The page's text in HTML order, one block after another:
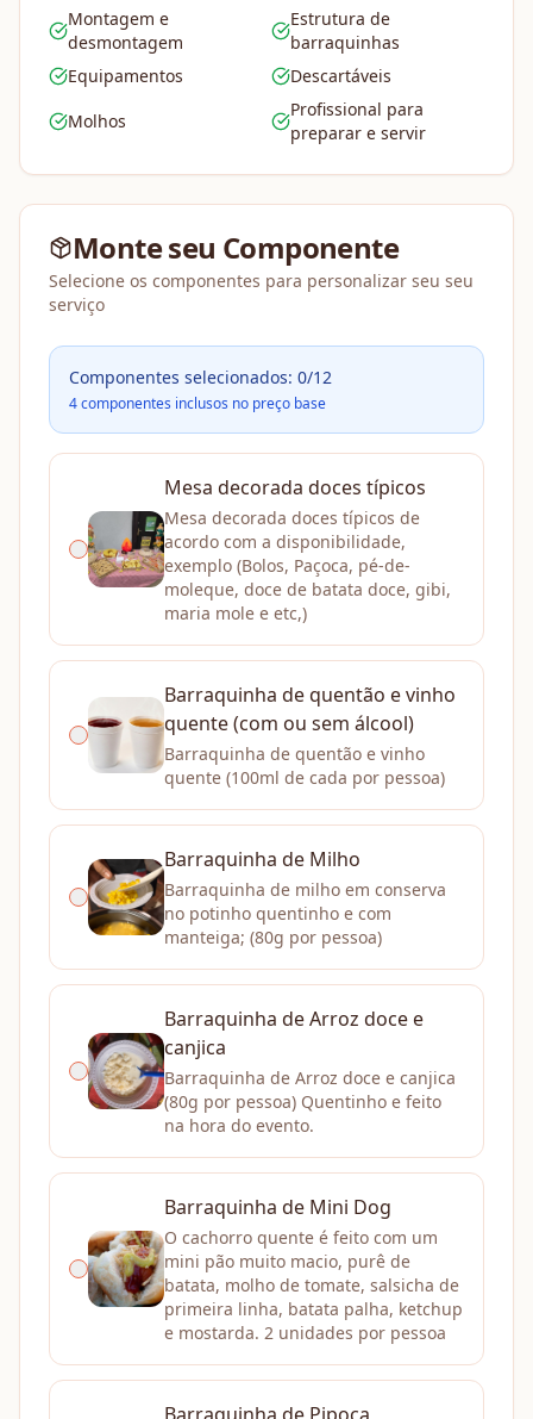
Montagem e
desmontagem
Estrutura de
barraquinhas
Equipamentos
Descartáveis
Molhos
Profissional para
preparar e servir
Monte seu Componente
Selecione os componentes para personalizar seu seu
serviço
Componentes selecionados: 0/12
4componentes inclusos no preço base
Mesa decorada doces típicos
Mesa decorada doces típicos de
acordo com a disponibilidade,
exemplo (Bolos, Paçoca, pé-de-
moleque, doce de batata doce, gibi,
maria mole e etc,)
Barraquinha de quentão e vinho
quente (com ou sem álcool)
Barraquinha de quentão e vinho
quente (100ml de cada por pessoa)
Barraquinha de Milho
Barraquinha de milho em conserva
no potinho quentinho e com
manteiga; (80g por pessoa)
Barraquinha de Arroz doce e
canjica
Barraquinha de Arroz doce e canjica
(80g por pessoa) Quentinho e feito
na hora do evento.
Barraquinha de Mini Dog
O cachorro quente é feito com um
mini pão muito macio, purê de
batata, molho de tomate, salsicha de
primeira linha, batata palha, ketchup
e mostarda. 2 unidades por pessoa